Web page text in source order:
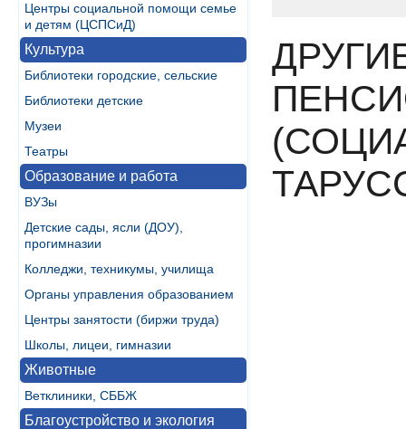
Центры социальной помощи семье
и детям (ЦСПСиД)
Культура
Библиотеки городские, сельские
Библиотеки детские
Музеи
Театры
Образование и работа
ВУЗы
Детские сады, ясли (ДОУ),
прогимназии
Колледжи, техникумы, училища
Органы управления образованием
Центры занятости (биржи труда)
Школы, лицеи, гимназии
Животные
Ветклиники, СББЖ
Благоустройство и экология